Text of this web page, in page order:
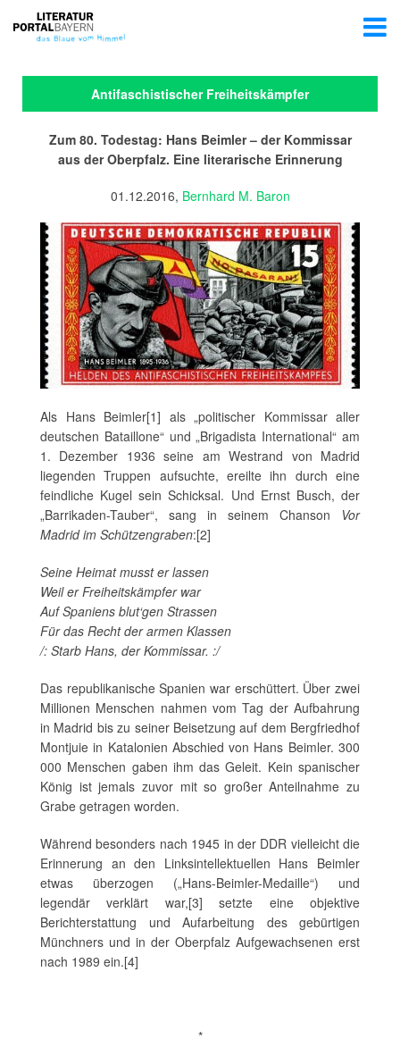
Antifaschistischer Freiheitskämpfer
Zum 80. Todestag: Hans Beimler – der Kommissar
aus der Oberpfalz. Eine literarische Erinnerung
01.12.2016, Bernhard M. Baron
Als Hans Beimler[1] als „politischer Kommissar aller
deutschen Bataillone“ und „Brigadista International“ am
1. Dezember 1936 seine am Westrand von Madrid
liegenden Truppen aufsuchte, ereilte ihn durch eine
feindliche Kugel sein Schicksal. Und Ernst Busch, der
„Barrikaden-Tauber“, sang in seinem Chanson Vor
Madrid im Schützengraben:[2]
Seine Heimat musst er lassen
Weil er Freiheitskämpfer war
Auf Spaniens blut‘gen Strassen
Für das Recht der armen Klassen
/: Starb Hans, der Kommissar. :/
Das republikanische Spanien war erschüttert. Über zwei
Millionen Menschen nahmen vom Tag der Aufbahrung
in Madrid bis zu seiner Beisetzung auf dem Bergfriedhof
Montjuie in Katalonien Abschied von Hans Beimler. 300
000 Menschen gaben ihm das Geleit. Kein spanischer
König ist jemals zuvor mit so großer Anteilnahme zu
Grabe getragen worden.
Während besonders nach 1945 in der DDR vielleicht die
Erinnerung an den Linksintellektuellen Hans Beimler
etwas überzogen („Hans-Beimler-Medaille“) und
legendär verklärt war,[3] setzte eine objektive
Berichterstattung und Aufarbeitung des gebürtigen
Münchners und in der Oberpfalz Aufgewachsenen erst
nach 1989 ein.[4]
*